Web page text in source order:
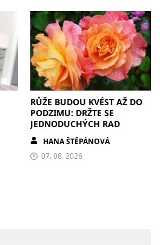
RŮŽE BUDOU KVÉST AŽ DO
PODZIMU: DRŽTE SE
JEDNODUCHÝCH RAD
HANA ŠTĚPÁNOVÁ
07. 08. 2026